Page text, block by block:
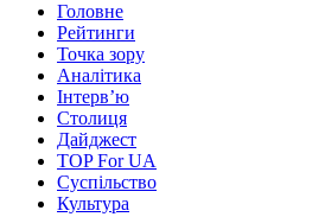
Головне
Рейтинги
Точка зору
Аналітика
Інтерв’ю
Столиця
Дайджест
TOP For UA
Суспiльство
Культура